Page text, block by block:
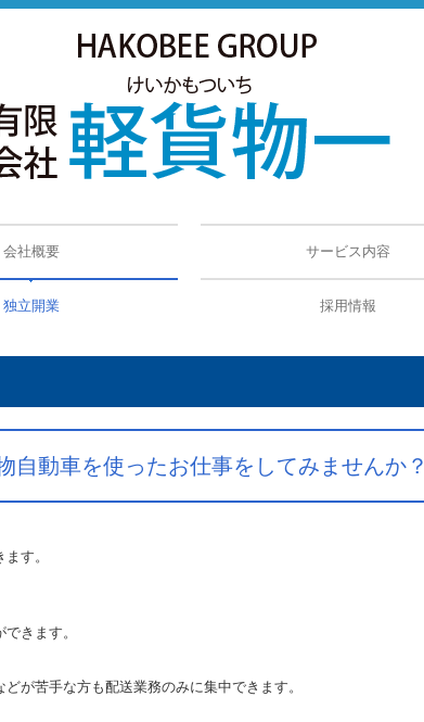
会社概要 サービス内容
独立開業 採用情報
自動車を使ったお仕事をしてみませんか？
す。
きます。
が苦手な方も配送業務のみに集中できます。